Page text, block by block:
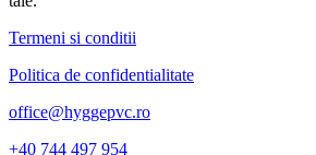
Termeni si conditii
Politica de confidentialitate
office@hyggepvc.ro
+40 744 497 954